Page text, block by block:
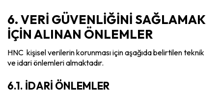
6. VERİ GÜVENLİĞİNİ SAĞLAMAK
İÇİN ALINAN ÖNLEMLER
HNC kişisel verilerin korunması için aşağıda belirtilen teknik
ve idari önlemleri almaktadır.
6.1. İDARİ ÖNLEMLER